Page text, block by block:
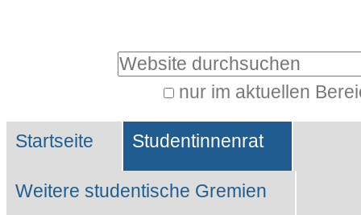
Website durchsuchen
nur im aktuellen
Suche…
Sektionen
Startseite Studentinnenrat
Weitere studentische Gremien